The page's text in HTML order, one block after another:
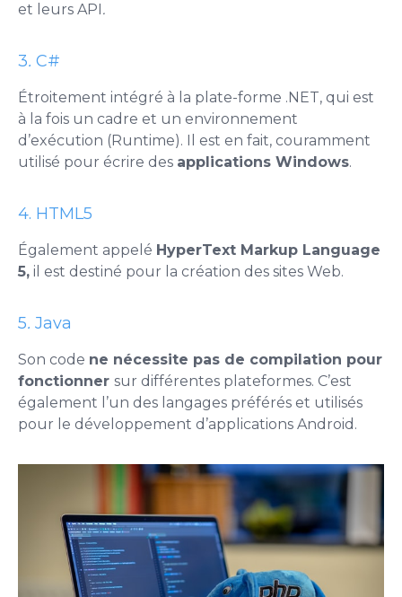
et leurs API.
3. C#
Étroitement intégré à la plate-forme .NET, qui est
à la fois un cadre et un environnement
d’exécution (Runtime). Il est en fait, couramment
utilisé pour écrire des applications Windows.
4. HTML5
Également appelé HyperText Markup Language
5, il est destiné pour la création des sites Web.
5. Java
Son code ne nécessite pas de compilation pour
fonctionner sur différentes plateformes. C’est
également l’un des langages préférés et utilisés
pour le développement d’applications Android.